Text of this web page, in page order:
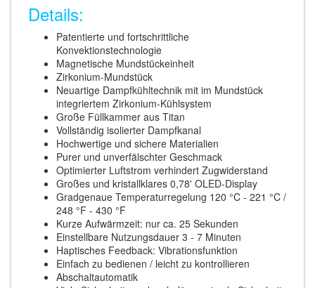
Details:
Patentierte und fortschrittliche
Konvektionstechnologie
Magnetische Mundstückeinheit
Zirkonium-Mundstück
Neuartige Dampfkühltechnik mit im Mundstück
integriertem Zirkonium-Kühlsystem
Große Füllkammer aus Titan
Vollständig isolierter Dampfkanal
Hochwertige und sichere Materialien
Purer und unverfälschter Geschmack
Optimierter Luftstrom verhindert Zugwiderstand
Großes und kristallklares 0,78' OLED-Display
Gradgenaue Temperaturregelung 120 °C - 221 °C /
248 °F - 430 °F
Kurze Aufwärmzeit: nur ca. 25 Sekunden
Einstellbare Nutzungsdauer 3 - 7 Minuten
Haptisches Feedback: Vibrationsfunktion
Einfach zu bedienen / leicht zu kontrollieren
Abschaltautomatik